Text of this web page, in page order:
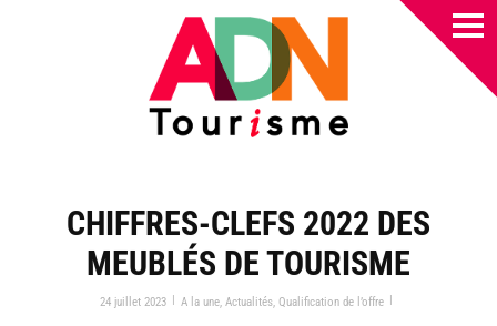
CHIFFRES-CLEFS 2022 DES
MEUBLÉS DE TOURISME
24 juillet 2023 | A la une, Actualités, Qualification de l’offre |